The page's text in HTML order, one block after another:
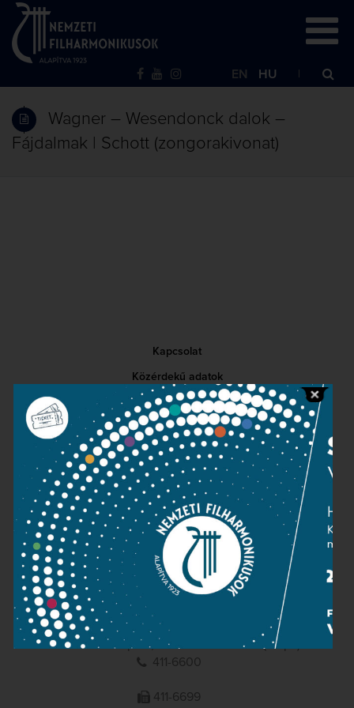
EN HU
Wagner – Wesendonck dalok –
Fájdalmak | Schott (zongorakivonat)
Kapcsolat
Közérdekű adatok
Sajtószoba
Adatvédelem
Impresszum
NEMZETI
FILHARMONIKUSOK
1095 Budapest, Komor Marcell u. 1. (Müpa)
411-6600
411-6699